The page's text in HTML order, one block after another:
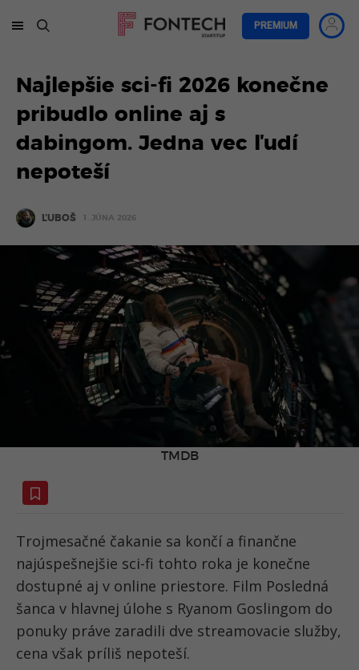
PREMIUM
Najlepšie sci-fi 2026 konečne
pribudlo online aj s
dabingom. Jedna vec ľudí
nepoteší
ĽUBOŠ 1. JÚNA 2026
TMDB
Trojmesačné čakanie sa končí a finančne
najúspešnejšie sci-fi tohto roka je konečne
dostupné aj v online priestore. Film Posledná
šanca v hlavnej úlohe s Ryanom Goslingom do
ponuky práve zaradili dve streamovacie služby,
cena však príliš nepoteší.